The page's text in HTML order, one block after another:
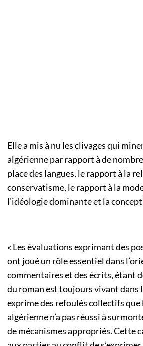
Elle a mis à nu les clivages qui
algérienne par rapport à de
place des langues, le rapport à la
conservatisme, le rapport à la
l’idéologie dominante et la
« Les évaluations exprimant des
ont joué un rôle essentiel dans
commentaires et des écrits, étant
du roman est toujours vivant dans
exprime des refoulés collectifs que
algérienne n’a pas réussi à
de mécanismes appropriés. Cette